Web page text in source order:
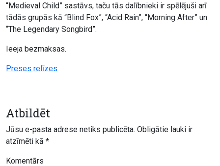
“Medieval Child” sastāvs, taču tās dalībnieki ir spēlējuši arī
tādās grupās kā “Blind Fox”, “Acid Rain”, “Morning After” un
“The Legendary Songbird”.
Ieeja bezmaksas.
Preses relīzes
Atbildēt
Jūsu e-pasta adrese netiks publicēta. Obligātie lauki ir
atzīmēti kā *
Komentārs